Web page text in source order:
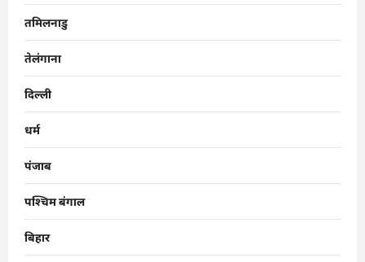
तमिलनाडु
तेलंगाना
दिल्ली
धर्म
पंजाब
पश्चिम बंगाल
बिहार